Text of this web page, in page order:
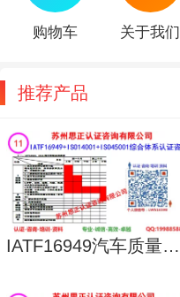
购物车 关于我们
推荐产品
IATF16949汽车质量管理体系咨询